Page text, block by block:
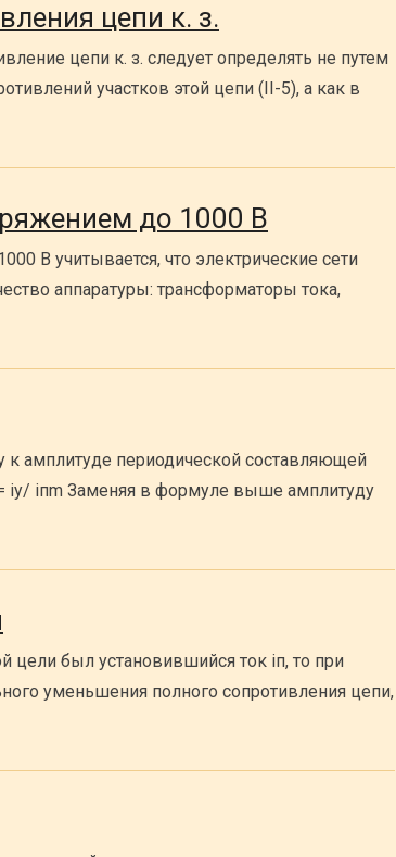
цепи к. з.
цепи к. з. следует определять не путем
участков этой цепи (II-5), а как в
до 1000 В
В учитывается, что электрические сети
аппаратуры: трансформаторы тока,
к амплитуде периодической составляющей
iу/ iпm Заменяя в формуле выше амплитуду
цели был установившийся ток iп, то при
уменьшения полного сопротивления цепи,